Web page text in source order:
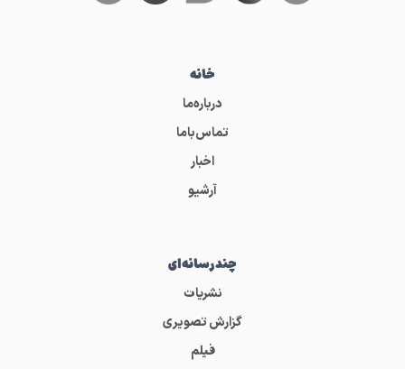
خانه
درباره‌ما
تماس‌باما
اخبار
آرشیو
چندرسانه‌ای
نشریات
گزارش تصویری
فیلم